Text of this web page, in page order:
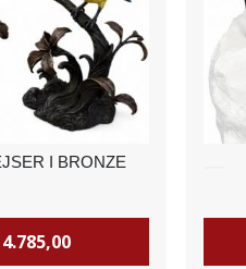
I BRONZE
4.785,00